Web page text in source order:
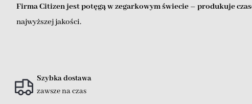
Firma Citizen jest potęgą w zegarkowym świecie – produkuje
najwyższej jakości.
Szybka dostawa
zawsze na czas